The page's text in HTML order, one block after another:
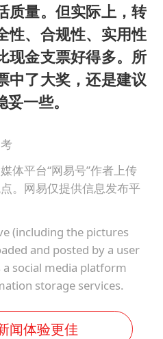
质量。但实际上，转
性、合规性、实用性
现金支票好得多。所
中了大奖，还是建议
一些。
体平台“网易号”作者上传
。网易仅提供信息发布平
(including the pictures
and posted by a user
a social media platform
storage services.
闻体验更佳